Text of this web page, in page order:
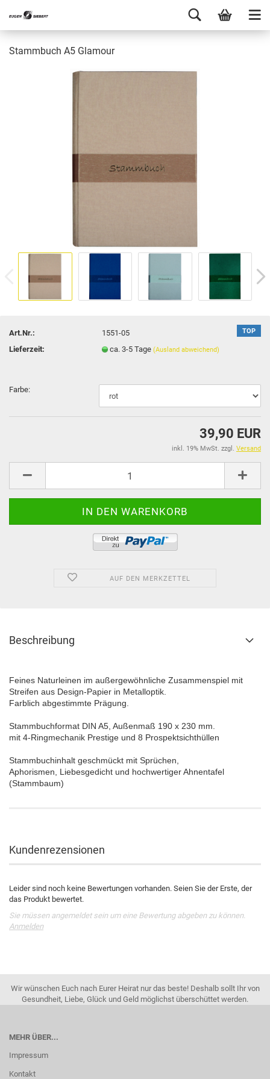
Stammbuch A5 Glamour
TOP
Art.Nr.:
1551-05
Lieferzeit:
ca. 3-5 Tage(Ausland abweichend)
Farbe:
39,90 EUR
inkl. 19% MwSt. zzgl. Versand
AUF DEN MERKZETTEL
Beschreibung
Feines Naturleinen im außergewöhnliche Zusammenspiel mit
Streifen aus Design-Papier in Metalloptik.
Farblich abgestimmte Prägung.
Stammbuchformat DIN A5, Außenmaß 190 x 230 mm.
mit 4-Ringmechanik Prestige und 8 Prospektsichthüllen
Stammbuchinhalt geschmückt mit Sprüchen,
Aphorismen, Liebesgedicht und hochwertiger Ahnentafel
(Stammbaum)
Kundenrezensionen
Leider sind noch keine Bewertungen vorhanden. Seien Sie der Erste, der
das Produkt bewertet.
Sie müssen angemeldet sein um eine Bewertung abgeben zu können.
Anmelden
Wir wünschen Euch nach Eurer Heirat nur das beste! Deshalb sollt Ihr von
Gesundheit, Liebe, Glück und Geld möglichst überschüttet werden.
MEHR ÜBER...
Impressum
Kontakt